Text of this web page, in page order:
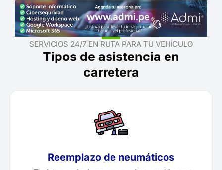
SERVICIOS 24/7 EN RUTA PARA TU VEHÍCULO
Tipos de asistencia en
carretera
Reemplazo de neumáticos